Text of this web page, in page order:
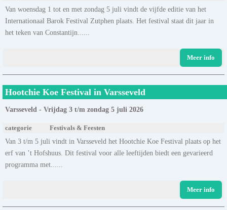
Van woensdag 1 tot en met zondag 5 juli vindt de vijfde editie van het
Internationaal Barok Festival Zutphen plaats. Het festival staat dit jaar in
het teken van Constantijn......
Meer info
Hootchie Koe Festival in Varsseveld
Varsseveld - Vrijdag 3 t/m zondag 5 juli 2026
categorie Festivals & Feesten
Van 3 t/m 5 juli vindt in Varsseveld het Hootchie Koe Festival plaats op het
erf van ’t Hofshuus. Dit festival voor alle leeftijden biedt een gevarieerd
programma met......
Meer info